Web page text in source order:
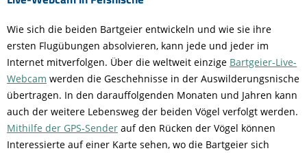
Wie sich die beiden Bartgeier entwickeln und wie sie ihre
ersten Flugübungen absolvieren, kann jede und jeder im
Internet mitverfolgen. Über die weltweit einzige Bartgeier-Live-
Webcam werden die Geschehnisse in der Auswilderungsnische
übertragen. In den darauffolgenden Monaten und Jahren kann
auch der weitere Lebensweg der beiden Vögel verfolgt werden.
Mithilfe der GPS-Sender auf den Rücken der Vögel können
Interessierte auf einer Karte sehen, wo die Bartgeier sich